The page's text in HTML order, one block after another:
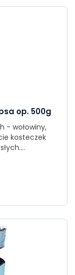
op. 500g
- wołowiny,
kosteczek